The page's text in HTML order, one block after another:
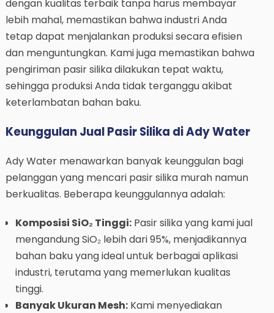
dengan kualitas terbaik tanpa harus membayar
lebih mahal, memastikan bahwa industri Anda
tetap dapat menjalankan produksi secara efisien
dan menguntungkan. Kami juga memastikan bahwa
pengiriman pasir silika dilakukan tepat waktu,
sehingga produksi Anda tidak terganggu akibat
keterlambatan bahan baku.
Keunggulan Jual Pasir Silika di Ady Water
Ady Water menawarkan banyak keunggulan bagi
pelanggan yang mencari pasir silika murah namun
berkualitas. Beberapa keunggulannya adalah:
Komposisi SiO₂ Tinggi:Pasir silika yang kami jual
mengandung SiO₂ lebih dari 95%, menjadikannya
bahan baku yang ideal untuk berbagai aplikasi
industri, terutama yang memerlukan kualitas
tinggi.
Banyak Ukuran Mesh:Kami menyediakan